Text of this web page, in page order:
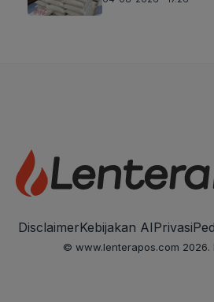
DisclaimerKebijakan AIPrivasi
© www.lenterapos.com 2026.